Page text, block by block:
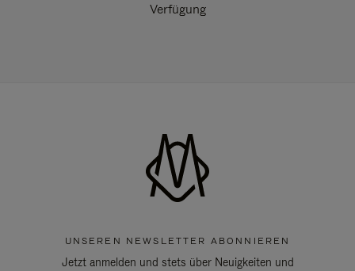
Verfügung
UNSEREN NEWSLETTER ABONNIEREN
Jetzt anmelden und stets über Neuigkeiten und